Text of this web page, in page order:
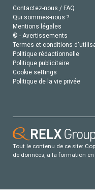
Contactez-nous / FAQ
Qui sommes-nous ?
Mentions légales
© - Avertissements
Termes et conditions
Politique rédactionnelle
Politique publicitaire
Cookie settings
Politique de la vie privée
Tout le contenu de ce site:
de données, a la formation